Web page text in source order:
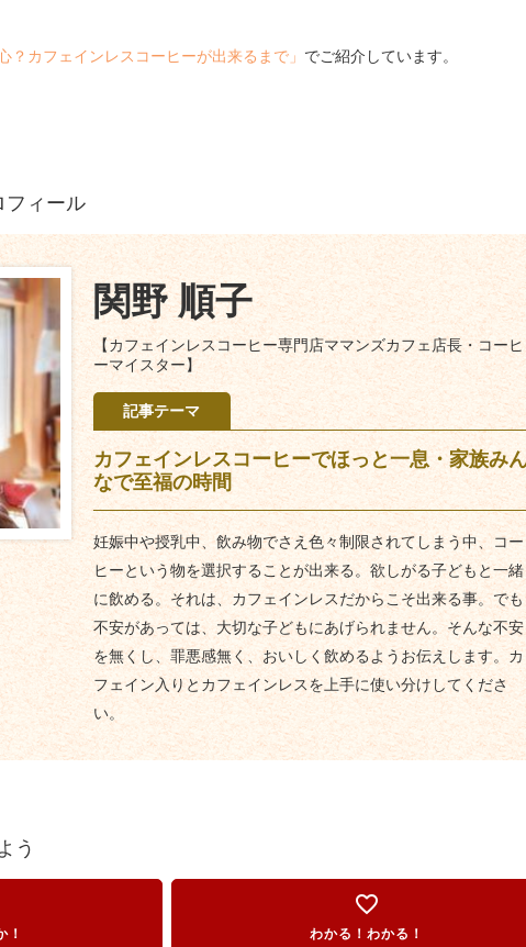
？カフェインレスコーヒーが出来るまで」 でご紹介しています。
フィール
関野 順子
【カフェインレスコーヒー専門店ママンズカフェ店長・コーヒ
ーマイスター】
記事テーマ
カフェインレスコーヒーでほっと一息・家族み
なで至福の時間
妊娠中や授乳中、飲み物でさえ色々制限されてしまう中、コー
ヒーという物を選択することが出来る。欲しがる子どもと一緒
に飲める。それは、カフェインレスだからこそ出来る事。でも
不安があっては、大切な子どもにあげられません。そんな不安
を無くし、罪悪感無く、おいしく飲めるようお伝えします。カ
フェイン入りとカフェインレスを上手に使い分けしてくださ
い。
う
！
favorite_border
わかる！わかる！